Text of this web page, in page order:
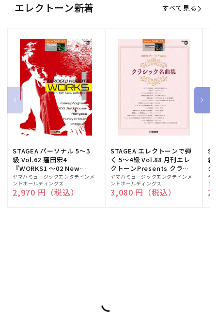
エレクトーン新着 すべて見る
STAGEA パーソナル 5～3
級 Vol.62 窪田宏4
『WORKS1 ～02 New
edition～』
販
売
元:
ヤマハミュージックエンタテインメ
ントホールディングス
通常価格
2,970 円（税込）
STAGEA エレクトーンで弾
く 5～4級 Vol.88 月刊エレ
クトーンPresents クラシ
ック名曲集
販
売
元:
ヤマハミュージックエンタテインメ
ントホールディングス
通常価格
3,080 円（税込）
級
ク
販
売
元:
ヤ
ン